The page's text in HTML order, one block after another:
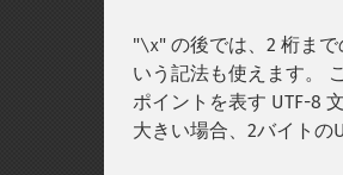
"\x" の後では、2 桁ま
いう記法も使えます。
ポイントを表す UTF-8
大きい場合、2バイトの